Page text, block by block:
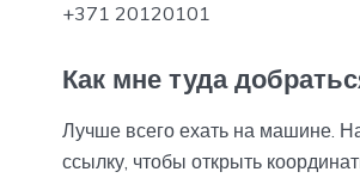
+371 20120101
Как мне туда
Лучше всего ехать на машине.
ссылку, чтобы открыть